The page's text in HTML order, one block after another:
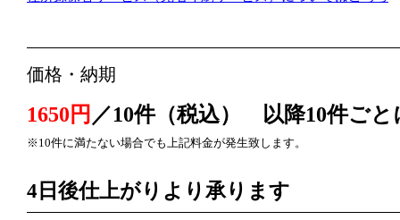
価格・納期
1650円 ／10件（税込）　以降10件ごと
4日後仕上がりより承ります